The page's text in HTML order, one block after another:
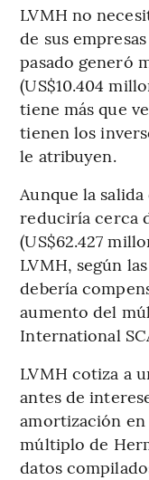
LVMH no
de sus
pasado generó
(US$10.404
tiene más que
tienen los
le atribuyen.
Aunque la
reduciría cerca
(US$62.427
LVMH, según
debería
aumento del
International
LVMH cotiza a
antes de
amortización
múltiplo de
datos